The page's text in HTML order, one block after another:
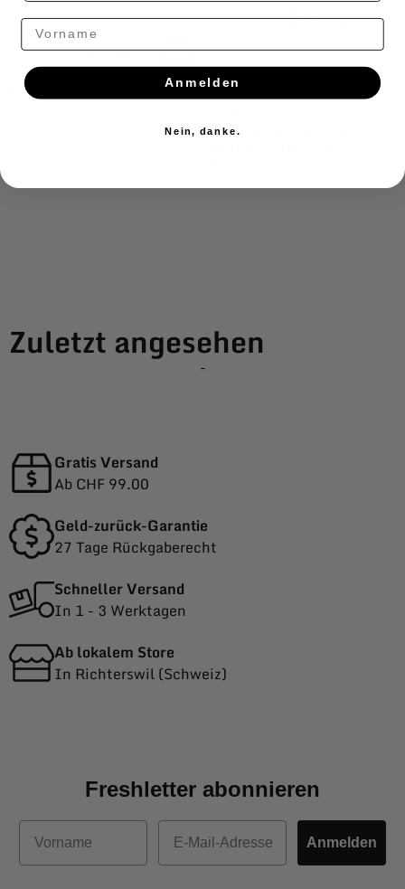
Dedicated
Dedicated T-Shirt
Stockholm
Hummingbirds
Klitmøller Rikke
Zuletzt angesehen
-
Gratis Versand
Ab CHF 99.00
Geld-zurück-Garantie
27 Tage Rückgaberecht
Schneller Versand
In 1 - 3 Werktagen
Ab lokalem Store
In Richterswil (Schweiz)
Freshletter abonnieren
Vorname
E-Mail
Anmelden
Vorname
Anmelden
Nein, danke.